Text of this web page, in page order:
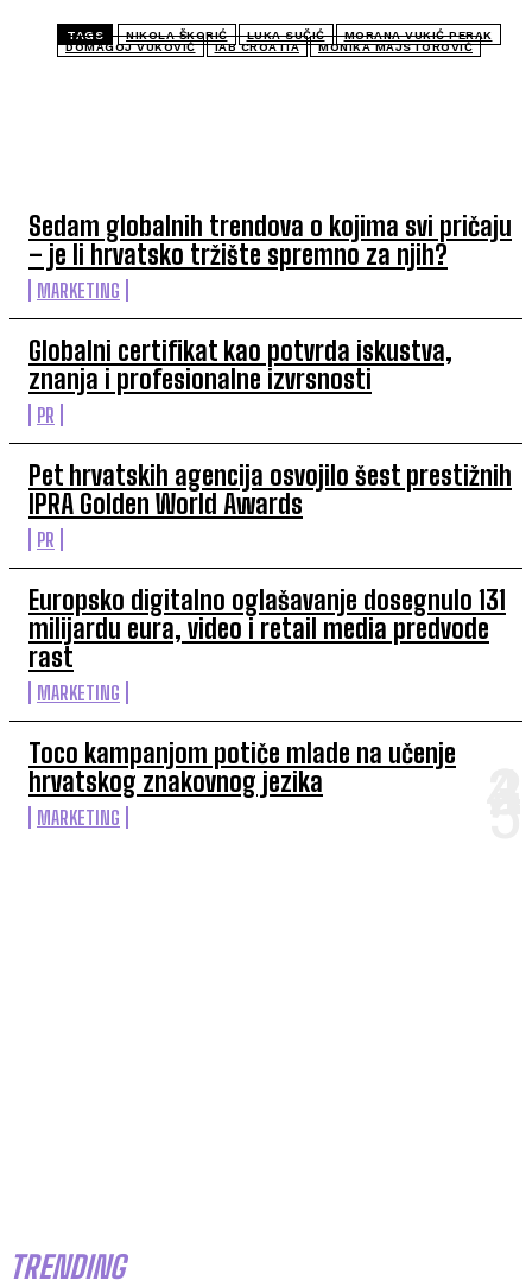
TAGS NIKOLA ŠKORIĆ LUKA SUČIĆ
MORANA VUKIĆ PERAK
DOMAGOJ VUKOVIĆ
IAB CROATIA MONIKA MAJSTOROVIĆ
Sedam globalnih trendova o kojima svi pričaju
– je li hrvatsko tržište spremno za njih?
MARKETING
Globalni certifikat kao potvrda iskustva,
znanja i profesionalne izvrsnosti
PR
Pet hrvatskih agencija osvojilo šest prestižnih
IPRA Golden World Awards
PR
Europsko digitalno oglašavanje dosegnulo 131
milijardu eura, video i retail media predvode
rast
MARKETING
Toco kampanjom potiče mlade na učenje
hrvatskog znakovnog jezika
MARKETING
TRENDING